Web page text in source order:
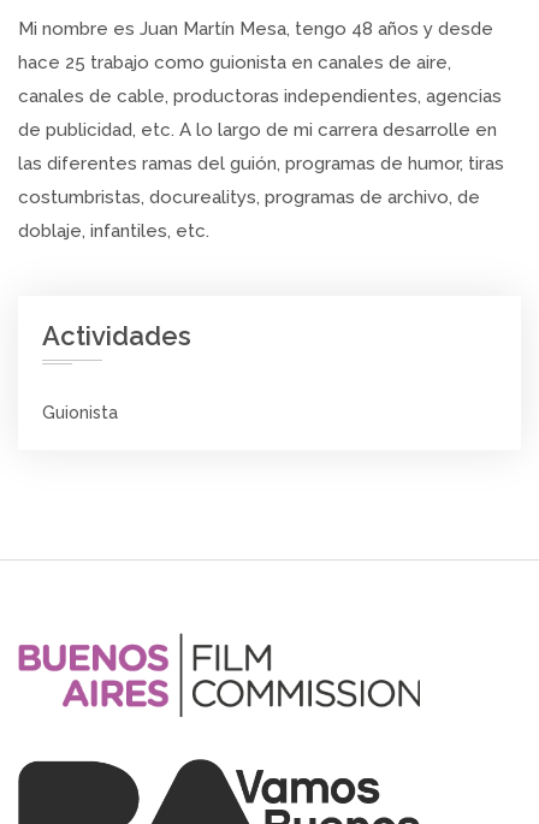
Mi nombre es Juan Martín Mesa, tengo 48 años y desde
hace 25 trabajo como guionista en canales de aire,
canales de cable, productoras independientes, agencias
de publicidad, etc. A lo largo de mi carrera desarrolle en
las diferentes ramas del guión, programas de humor, tiras
costumbristas, docurealitys, programas de archivo, de
doblaje, infantiles, etc.
Actividades
Guionista